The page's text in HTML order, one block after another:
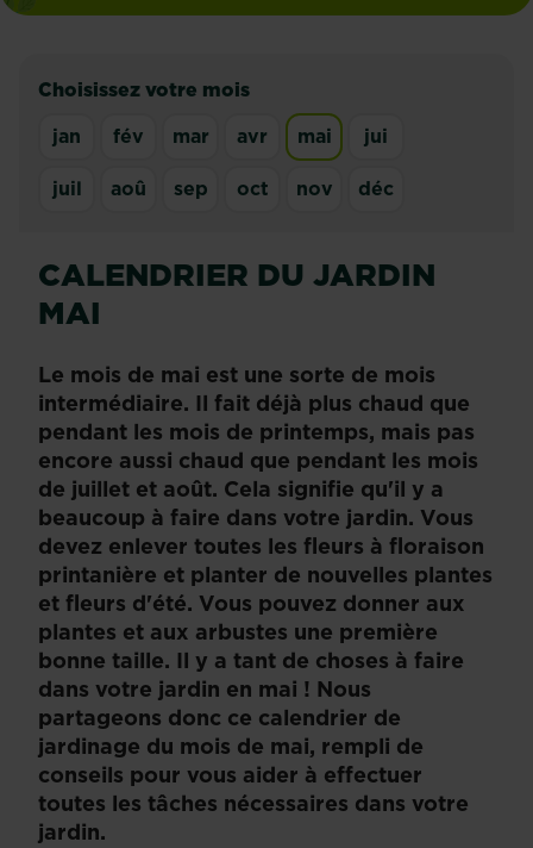
Choisissez votre mois
jan
fév mar avr mai
jui
juil
aoû sep oct nov déc
CALENDRIER DU JARDIN
MAI
Le mois de mai est une sorte de mois
intermédiaire. Il fait déjà plus chaud que
pendant les mois de printemps, mais pas
encore aussi chaud que pendant les mois
de juillet et août. Cela signifie qu'il y a
beaucoup à faire dans votre jardin. Vous
devez enlever toutes les fleurs à floraison
printanière et planter de nouvelles plantes
et fleurs d'été. Vous pouvez donner aux
plantes et aux arbustes une première
bonne taille. Il y a tant de choses à faire
dans votre jardin en mai ! Nous
partageons donc ce calendrier de
jardinage du mois de mai, rempli de
conseils pour vous aider à effectuer
toutes les tâches nécessaires dans votre
jardin.